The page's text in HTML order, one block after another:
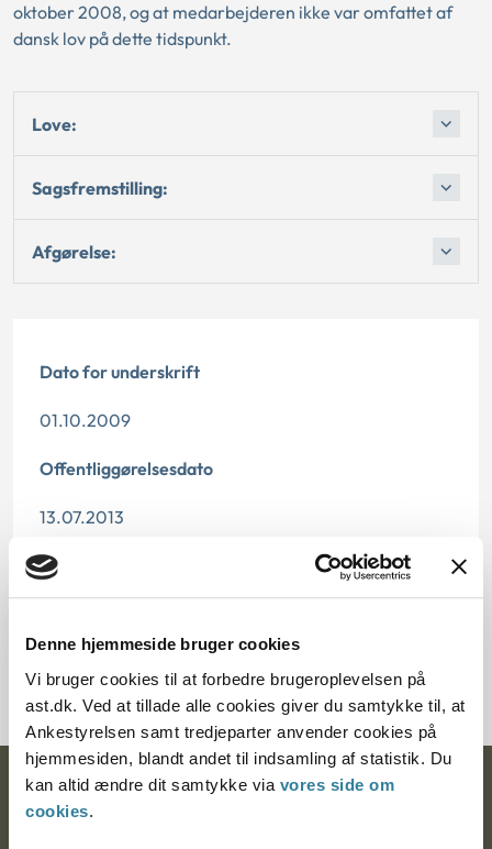
Denne hjemmeside bruger cookies
Vi bruger cookies til at forbedre brugeroplevelsen på
ast.dk. Ved at tillade alle cookies giver du samtykke til, at
Ankestyrelsen samt tredjeparter anvender cookies på
hjemmesiden, blandt andet til indsamling af statistik. Du
kan altid ændre dit samtykke via vores side om
cookies.
oktober 2008, og at medarbejderen ikke var omfattet af
dansk lov på dette tidspunkt.
Love:
Sagsfremstilling:
Afgørelse:
Dato for underskrift
01.10.2009
Offentliggørelsesdato
13.07.2013
Paragraf
Ankestyrelsen